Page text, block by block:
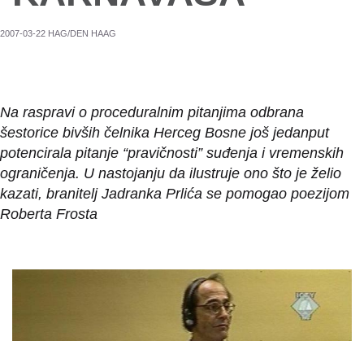
2007-03-22 HAG/DEN HAAG
Na raspravi o proceduralnim pitanjima odbrana
šestorice bivših čelnika Herceg Bosne još jedanput
potencirala pitanje “pravičnosti” suđenja i vremenskih
ograničenja. U nastojanju da ilustruje ono što je želio
kazati, branitelj Jadranka Prlića se pomogao poezijom
Roberta Frosta